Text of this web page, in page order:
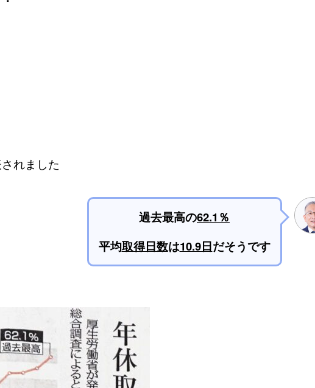
れました
過去最高の62.1％
平均取得日数は10.9日だそうです